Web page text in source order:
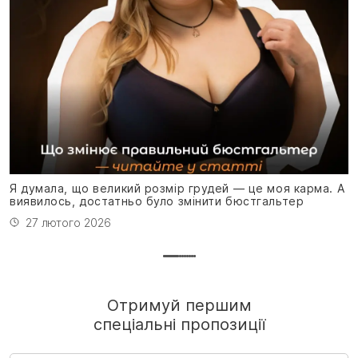
Я думала, що великий розмір грудей — це моя карма. А
виявилось, достатньо було змінити бюстгальтер
27 лютого 2026
Отримуй першим
спеціальні пропозиції